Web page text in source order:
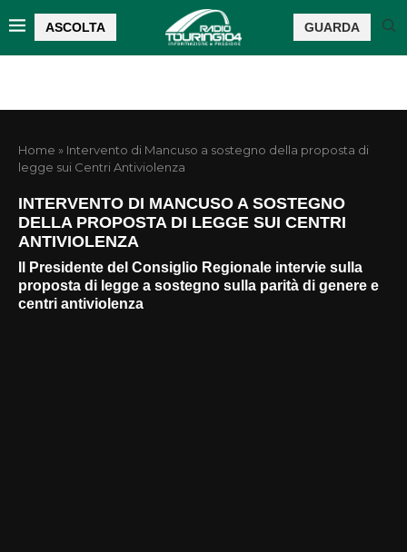
ASCOLTA GUARDA
Home » Intervento di Mancuso a sostegno della proposta di
legge sui Centri Antiviolenza
INTERVENTO DI MANCUSO A SOSTEGNO
DELLA PROPOSTA DI LEGGE SUI CENTRI
ANTIVIOLENZA
Il Presidente del Consiglio Regionale intervie sulla
proposta di legge a sostegno sulla parità di genere e
centri antiviolenza